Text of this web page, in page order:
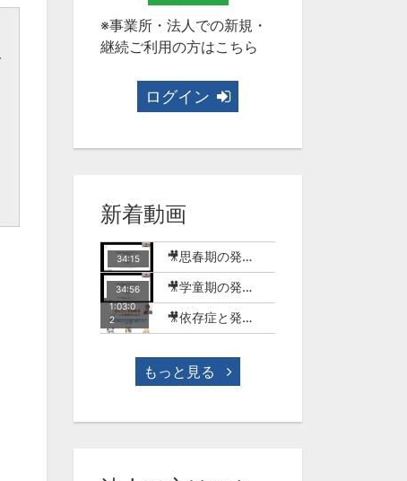
※事業所・法人での新規・
継続ご利用の方はこちら
ログイン
新着動画
34:15 🎥思春期の発達障害のある子どもとSNSの世界【MT-18】
34:56 🎥学童期の発達障害のある子どもとSNSやゲームの世界【MT-17】
1:03:0
2
🎥依存症と発達障害-ゲーム行動症を中心に-(今村明)【WME-10】
もっと見る